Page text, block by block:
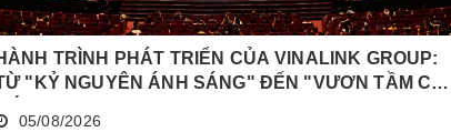
TRÌNH PHÁT TRIỂN CỦA VINALINK GROUP:
"KỶ NGUYÊN ÁNH SÁNG" ĐẾN "VƯƠN TẦM CAO
05/08/2026